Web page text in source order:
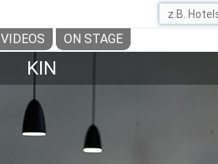
VIDEOS ON STAGE
KIN